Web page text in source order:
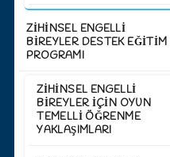
ZİHİNSEL ENGELLİ
BİREYLER DESTEK EĞİTİM
PROGRAMI
ZIHINSEL ENGELLI
BIREYLER İÇIN OYUN
TEMELLI ÖĞRENME
YAKLAŞIMLARI